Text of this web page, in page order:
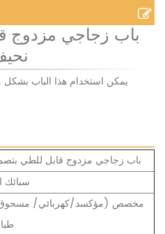
باب زجاجي مزدوج
يمكن استخدام هذا الباب بشكل
باب زجاجي مزدوج قابل للطي
سبائك
مخصص (مؤكسد/كهربائي/